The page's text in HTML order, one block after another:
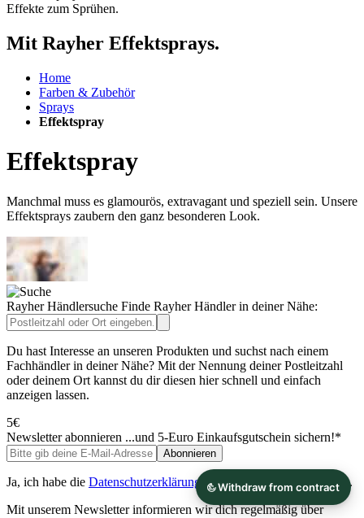
Effekte zum Sprühen.
Mit Rayher Effektsprays.
Home
Farben & Zubehör
Sprays
Effektspray
Effektspray
Manchmal muss es glamourös, extravagant und speziell sein. Unsere
Effektsprays zaubern den ganz besonderen Look.
Rayher Händlersuche Finde Rayher Händler in deiner Nähe:
Du hast Interesse an unseren Produkten und suchst nach einem
Fachhändler in deiner Nähe? Mit der Nennung deiner Postleitzahl
oder deinem Ort kannst du dir diesen hier schnell und einfach
anzeigen lassen.
5€
Newsletter abonnieren ...und 5-Euro Einkaufsgutschein sichern!*
Abonnieren
Ja, ich habe die Datenschutzerklärung
gelesen und akzeptiere diese.
Mit unserem Newsletter informieren wir dich regelmäßig über